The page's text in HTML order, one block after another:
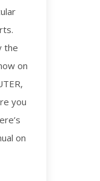
the
on
you
on